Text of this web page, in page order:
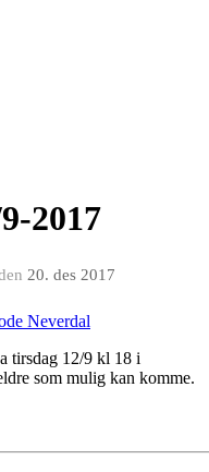
2017
20. des 2017
Neverdal
tirsdag 12/9 kl 18 i
som mulig kan komme.